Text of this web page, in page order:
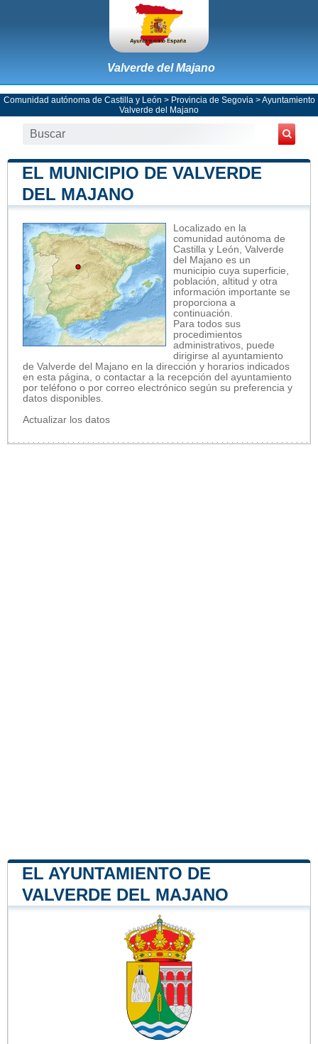
Valverde del Majano
Comunidad autónoma de Castilla y León > Provincia de Segovia >Ayuntamiento
Valverde del Majano
EL MUNICIPIO DE VALVERDE
DEL MAJANO
Localizado en la
comunidad autónoma de
Castilla y León, Valverde
del Majano es un
municipio cuya superficie,
población, altitud y otra
información importante se
proporciona a
continuación.
Para todos sus
procedimientos
administrativos, puede
dirigirse al ayuntamiento
de Valverde del Majano en la dirección y horarios indicados
en esta página, o contactar a la recepción del ayuntamiento
por teléfono o por correo electrónico según su preferencia y
datos disponibles.
Actualizar los datos
EL AYUNTAMIENTO DE
VALVERDE DEL MAJANO